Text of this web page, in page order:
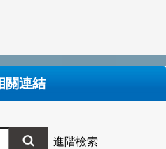
關連結
進階檢索